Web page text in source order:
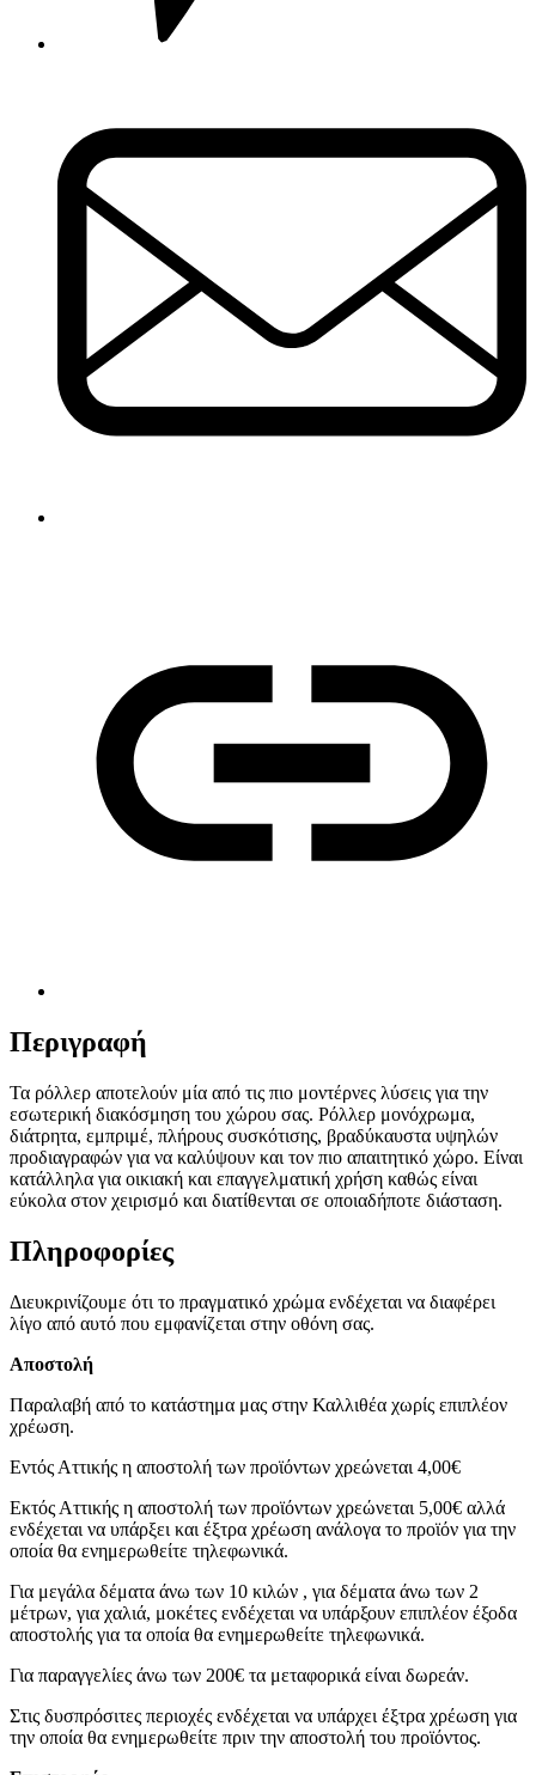
Περιγραφή
Τα ρόλλερ αποτελούν μία από τις πιο μοντέρνες λύσεις για την
εσωτερική διακόσμηση του χώρου σας. Ρόλλερ μονόχρωμα,
διάτρητα, εμπριμέ, πλήρους συσκότισης, βραδύκαυστα υψηλών
προδιαγραφών για να καλύψουν και τον πιο απαιτητικό χώρο. Είναι
κατάλληλα για οικιακή και επαγγελματική χρήση καθώς είναι
εύκολα στον χειρισμό και διατίθενται σε οποιαδήποτε διάσταση.
Πληροφορίες
Διευκρινίζουμε ότι το πραγματικό χρώμα ενδέχεται να διαφέρει
λίγο από αυτό που εμφανίζεται στην οθόνη σας.
Αποστολή
Παραλαβή από το κατάστημα μας στην Καλλιθέα χωρίς επιπλέον
χρέωση.
Εντός Αττικής η αποστολή των προϊόντων χρεώνεται 4,00€
Εκτός Αττικής η αποστολή των προϊόντων χρεώνεται 5,00€ αλλά
ενδέχεται να υπάρξει και έξτρα χρέωση ανάλογα το προϊόν για την
οποία θα ενημερωθείτε τηλεφωνικά.
Για μεγάλα δέματα άνω των 10 κιλών , για δέματα άνω των 2
μέτρων, για χαλιά, μοκέτες ενδέχεται να υπάρξουν επιπλέον έξοδα
αποστολής για τα οποία θα ενημερωθείτε τηλεφωνικά.
Για παραγγελίες άνω των 200€ τα μεταφορικά είναι δωρεάν.
Στις δυσπρόσιτες περιοχές ενδέχεται να υπάρχει έξτρα χρέωση για
την οποία θα ενημερωθείτε πριν την αποστολή του προϊόντος.